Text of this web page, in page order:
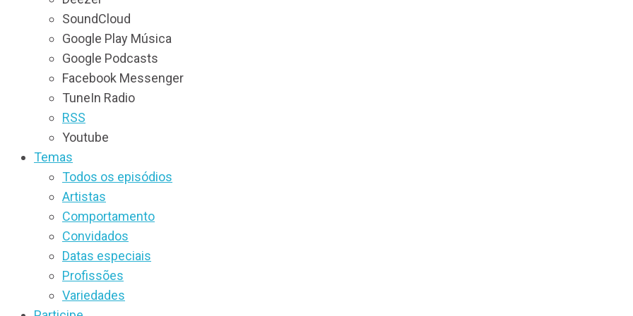
SoundCloud
Google Play Música
Google Podcasts
Facebook Messenger
TuneIn Radio
RSS
Youtube
Temas
Todos os episódios
Artistas
Comportamento
Convidados
Datas especiais
Profissões
Variedades